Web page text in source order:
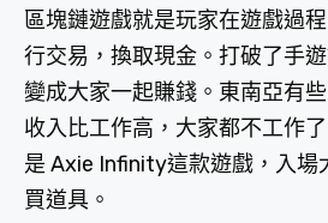
區塊鏈遊戲就是玩家在遊戲過
行交易，換取現金。打破了手
變成大家一起賺錢。東南亞有
收入比工作高，大家都不工作
是 Axie Infinity這款遊戲，入場
買道具。